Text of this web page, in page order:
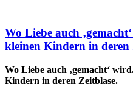
Wo Liebe auch
kleinen Kindern in deren
Wo Liebe auch ‚gemacht‘
Kindern in deren Zeitblase.